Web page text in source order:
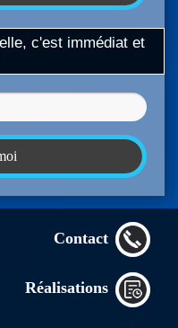
c'est immédiat et
Contact
Réalisations